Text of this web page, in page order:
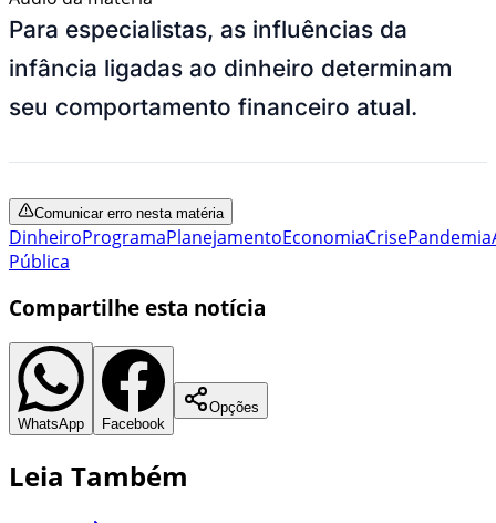
Para especialistas, as influências da
infância ligadas ao dinheiro determinam
seu comportamento financeiro atual.
Comunicar erro nesta matéria
DinheiroProgramaPlanejamentoEconomiaCrisePandemia
Pública
Compartilhe esta notícia
WhatsApp Facebook
Opções
Leia Também